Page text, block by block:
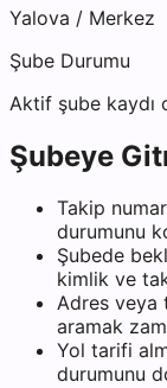
Yalova / Merkez
Şube Durumu
Aktif şube kaydı
Şubeye
Takip
durumunu
Şubede
kimlik ve
Adres veya
aramak
Yol tarifi
durumunu